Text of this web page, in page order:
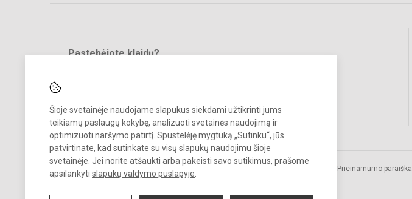
Šioje svetainėje naudojame slapukus siekdami užtikrinti jums
teikiamų paslaugų kokybę, analizuoti svetainės naudojimą ir
optimizuoti naršymo patirtį. Spustelėję mygtuką „Sutinku“, jūs
patvirtinate, kad sutinkate su visų slapukų naudojimu šioje
svetainėje. Jei norite atšaukti arba pakeisti savo sutikimus, prašome
apsilankyti slapukų valdymo puslapyje
Pastebėjote klaidų?
© 2023. Gargždų lopšelis-darželis „Saulutė“. Visos teisės saugomos.
Kopijuoti turinį be raštiško įstaigos administracijos sutikimo griežtai
Prieinamumo paraiška